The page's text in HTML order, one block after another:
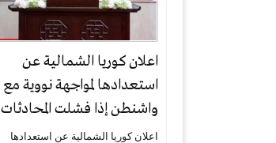
اعلان كوريا الشمالية عن
استعدادها لمواجهة نووية مع
واشنطن إذا فشلت المحادثات
اعلان كوريا الشمالية عن استعدادها